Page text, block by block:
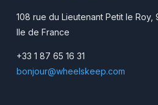
108 rue du Lieutenant Petit le Roy,
Ile de France
+33 1 87 65 16 31
bonjour@wheelskeep.com